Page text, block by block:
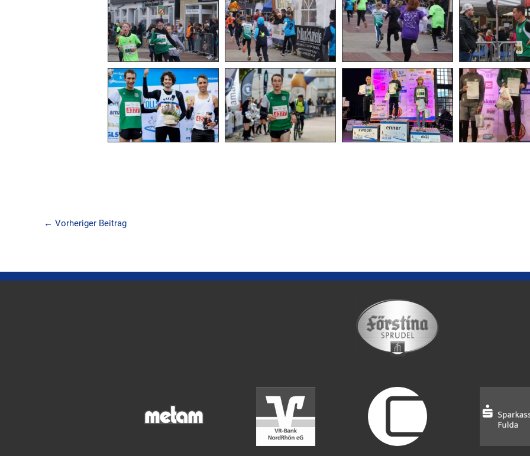
← Vorheriger Beitrag